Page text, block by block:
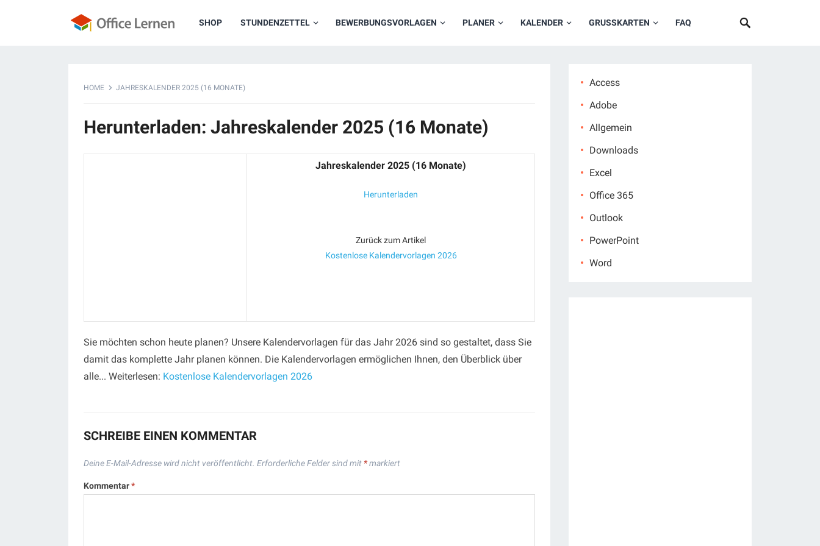
SHOP STUNDENZETTEL BEWERBUNGSVORLAGEN PLANER KALENDER GRUSSKARTEN FAQ
HOME JAHRESKALENDER 2025 (16 MONATE)
Herunterladen: Jahreskalender 2025 (16 Monate)
Jahreskalender 2025 (16 Monate)
Herunterladen
Zurück zum Artikel
Kostenlose Kalendervorlagen 2026
Sie möchten schon heute planen? Unsere Kalendervorlagen für das Jahr 2026 sind so gestaltet, dass Sie
damit das komplette Jahr planen können. Die Kalendervorlagen ermöglichen Ihnen, den Überblick über
alle... Weiterlesen: Kostenlose Kalendervorlagen 2026
SCHREIBE EINEN KOMMENTAR
Deine E-Mail-Adresse wird nicht veröffentlicht. Erforderliche Felder sind mit *markiert
Kommentar*
Access
Adobe
Allgemein
Downloads
Excel
Office 365
Outlook
PowerPoint
Word